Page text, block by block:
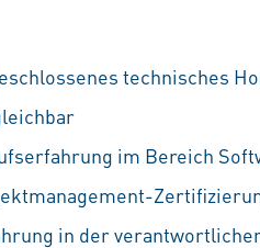
technisches
im Bereich
in der